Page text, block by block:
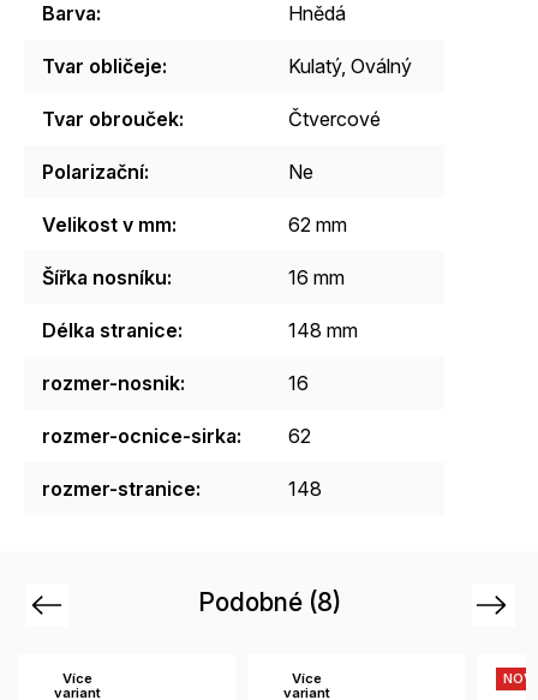
Barva: Hnědá
Tvar obličeje: Kulatý, Oválný
Tvar obrouček: Čtvercové
Polarizační: Ne
Velikost v mm: 62 mm
Šířka nosníku: 16 mm
Délka stranice: 148 mm
rozmer-nosnik: 16
rozmer-ocnice-sirka: 62
rozmer-stranice: 148
Podobné (8)
Previous
variant
NOVINKA
Next